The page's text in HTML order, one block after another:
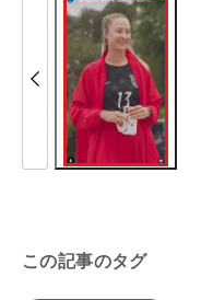
この記事のタグ